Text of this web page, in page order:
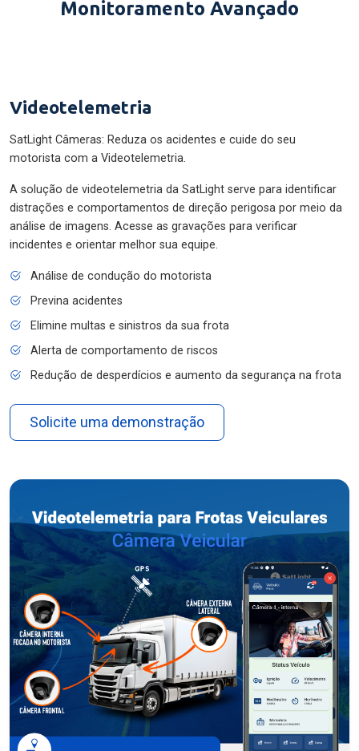
Monitoramento Avançado
Videotelemetria
SatLight Câmeras: Reduza os acidentes e cuide do seu
motorista com a Videotelemetria.
A solução de videotelemetria da SatLight serve para identificar
distrações e comportamentos de direção perigosa por meio da
análise de imagens. Acesse as gravações para verificar
incidentes e orientar melhor sua equipe.
Análise de condução do motorista
Previna acidentes
Elimine multas e sinistros da sua frota
Alerta de comportamento de riscos
Redução de desperdícios e aumento da segurança na frota
Solicite uma demonstração